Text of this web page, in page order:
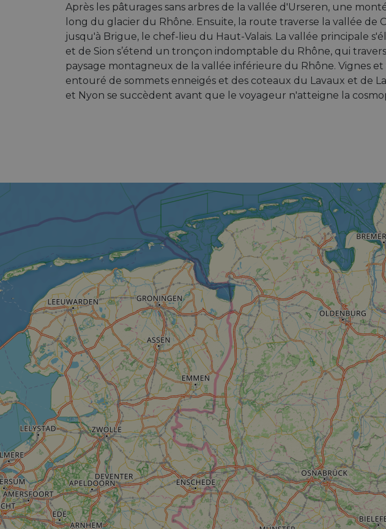
Après les pâturages sans arbres de la vallée d'Urseren, une
long du glacier du Rhône. Ensuite, la route traverse la vallée
jusqu'à Brigue, le chef-lieu du Haut-Valais. La vallée principale
et de Sion s’étend un tronçon indomptable du Rhône, qui
paysage montagneux de la vallée inférieure du Rhône. Vignes
entouré de sommets enneigés et des coteaux du Lavaux et de
et Nyon se succèdent avant que le voyageur n'atteigne la